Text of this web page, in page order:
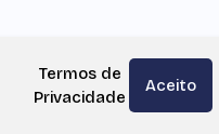
Termos de
Privacidade
Aceito